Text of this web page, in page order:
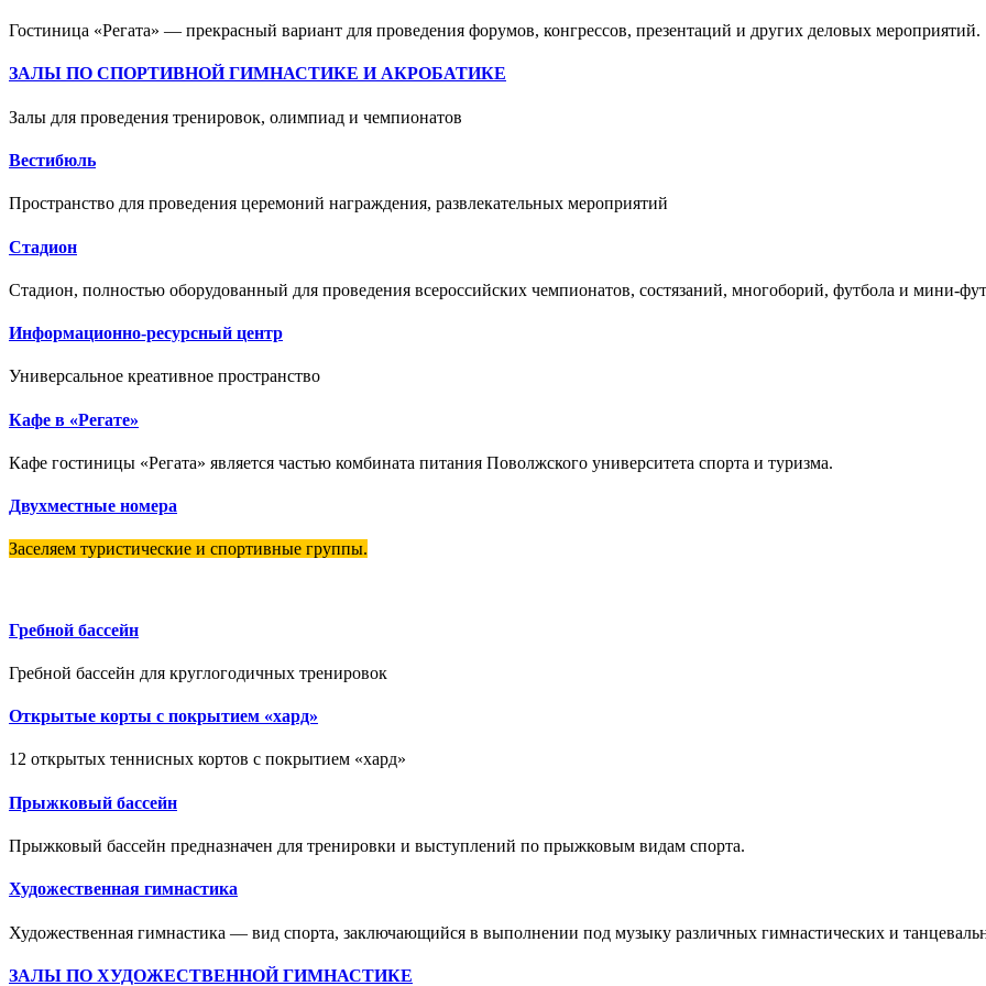
Гостиница «Регата» — прекрасный вариант для проведения форумов, конгрессов, презентаций и других деловых мероприятий.
ЗАЛЫ ПО СПОРТИВНОЙ ГИМНАСТИКЕ И АКРОБАТИКЕ
Залы для проведения тренировок, олимпиад и чемпионатов
Вестибюль
Пространство для проведения церемоний награждения, развлекательных мероприятий
Стадион
Стадион, полностью оборудованный для проведения всероссийских чемпионатов, состязаний, многоборий, футбола и мини-
Информационно-ресурсный центр
Универсальное креативное пространство
Кафе в «Регате»
Кафе гостиницы «Регата» является частью комбината питания Поволжского университета спорта и туризма.
Двухместные номера
Заселяем туристические и спортивные группы.
Гребной бассейн
Гребной бассейн для круглогодичных тренировок
Открытые корты с покрытием «хард»
12 открытых теннисных кортов с покрытием «хард»
Прыжковый бассейн
Прыжковый бассейн предназначен для тренировки и выступлений по прыжковым видам спорта.
Художественная гимнастика
Художественная гимнастика — вид спорта, заключающийся в выполнении под музыку различных гимнастических и
ЗАЛЫ ПО ХУДОЖЕСТВЕННОЙ ГИМНАСТИКЕ